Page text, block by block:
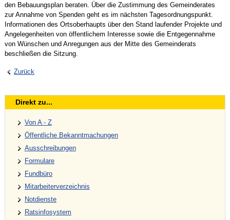
den Bebauungsplan beraten. Über die Zustimmung des Gemeinderates
zur Annahme von Spenden geht es im nächsten Tagesordnungspunkt.
Informationen des Ortsoberhaupts über den Stand laufender Projekte und
Angelegenheiten von öffentlichem Interesse sowie die Entgegennahme
von Wünschen und Anregungen aus der Mitte des Gemeinderats
beschließen die Sitzung.
Zurück
Direkt zu...
Von A - Z
Öffentliche Bekanntmachungen
Ausschreibungen
Formulare
Fundbüro
Mitarbeiterverzeichnis
Notdienste
Ratsinfosystem